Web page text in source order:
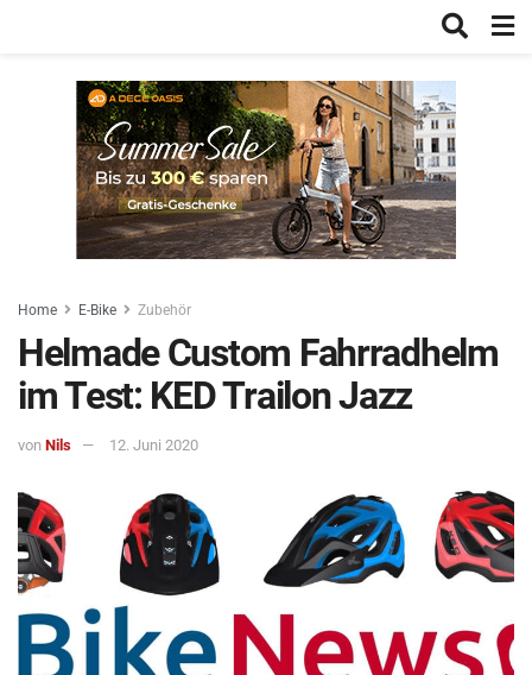
Home E-Bike Zubehör
Helmade Custom Fahrradhelm
im Test: KED Trailon Jazz
von Nils 12. Juni 2020